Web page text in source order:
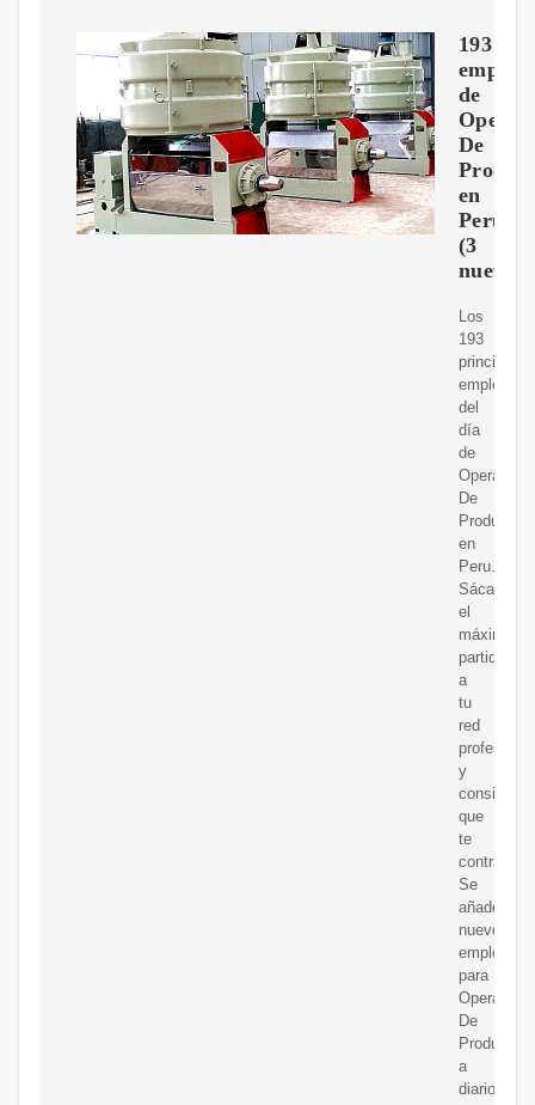
193
de
De
en
Peru
(3
nuevo/
Los
193
principales
empleos
del
día
de
Operador
De
Producción
en
Peru.
Sácale
el
máximo
partido
a
tu
red
profesional
y
consigue
que
te
contraten.
Se
añaden
nuevos
empleos
para
Operador
De
Producción
a
diario.